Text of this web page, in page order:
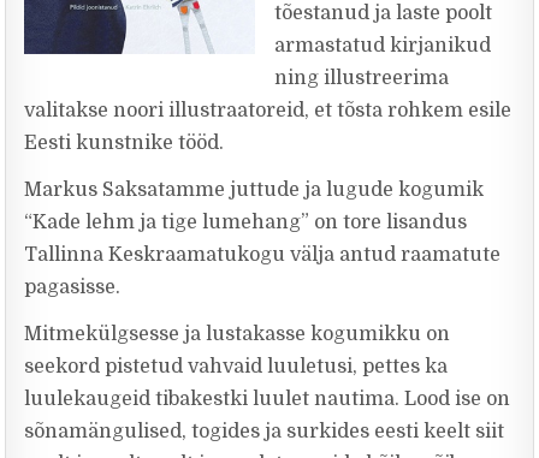
tõestanud ja laste poolt
armastatud kirjanikud
ning illustreerima
valitakse noori illustraatoreid, et tõsta rohkem esile
Eesti kunstnike tööd.
Markus Saksatamme juttude ja lugude kogumik
“Kade lehm ja tige lumehang” on tore lisandus
Tallinna Keskraamatukogu välja antud raamatute
pagasisse.
Mitmekülgsesse ja lustakasse kogumikku on
seekord pistetud vahvaid luuletusi, pettes ka
luulekaugeid tibakestki luulet nautima. Lood ise on
sõnamängulised, togides ja surkides eesti keelt siit